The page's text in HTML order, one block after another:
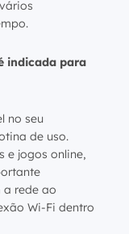
indicada para
no seu
de uso.
e jogos online,
a rede ao
Wi-Fi dentro